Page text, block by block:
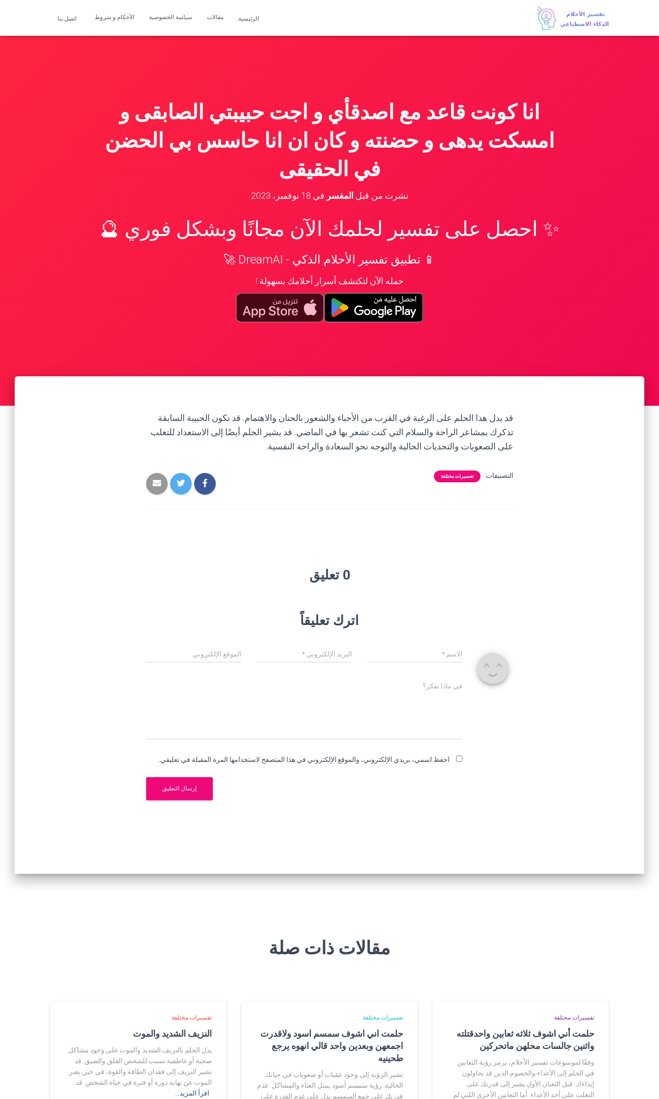
الرئيسية مقالات سياسة الخصوصية الأحكام و شروط اتصل بنا
انا كونت قاعد مع اصدقأي و اجت حبيبتي الصابقى و
امسكت يدهى و حضنته و كان ان انا حاسس بي الحضن
في الحقيقى
نشرت من قبل المفسر في 18 نوفمبر، 2023
✨ احصل على تفسير لحلمك الآن مجانًا وبشكل فوري 🔮
📱 تطبيق تفسير الأحلام الذكي - DreamAI 🚀
حمله الآن لتكتشف أسرار أحلامك بسهولة !
قد يدل هذا الحلم على الرغبة في القرب من الأحباء والشعور بالحنان والاهتمام. قد تكون الحبيبة السابقة
تذكرك بمشاعر الراحة والسلام التي كنت تشعر بها في الماضي. قد يشير الحلم أيضًا إلى الاستعداد للتغلب
على الصعوبات والتحديات الحالية والتوجه نحو السعادة والراحة النفسية.
التصنيفات: تفسيرات مختلفة
0 تعليق
اترك تعليقاً
الاسم * البريد الإلكتروني* الموقع الإلكتروني
في ماذا تفكر؟
احفظ اسمي، بريدي الإلكتروني، والموقع الإلكتروني في هذا المتصفح لاستخدامها المرة المقبلة في تعليقي.
مقالات ذات صلة
تفسيرات مختلفة
حلمت أني اشوف ثلاثه ثعابين واحدقتلته
واثنين جالسات محلهن ماتحركين
وفقًا لموسوعات تفسير الأحلام، يرمز رؤية الثعابين
في الحلم إلى الأعداء والخصوم الذين قد يحاولون
إيذاءك. قتل الثعبان الأول يشير إلى قدرتك على
التغلب على أحد الأعداء. أما الثعابين الأخرى اللتي لم
تفسيرات مختلفة
حلمت اني اشوف سمسم اسود ولاقدرت
اجمعهن وبعدين واحد قالي انهوه يرجع
طحينيه
تشير الرؤية إلى وجود عقبات أو صعوبات في حياتك
الحالية. رؤية سمسم أسود يمثل العناء والمشاكل. عدم
قدرتك على جمع السمسم يدل على عدم القدرة على
تفسيرات مختلفة
النزيف الشديد والموت
يدل الحلم بالنزيف الشديد والموت على وجود مشاكل
صحية أو عاطفية تسبب للشخص القلق والضيق. قد
يشير النزيف إلى فقدان الطاقة والقوة، في حين يعبر
الموت عن نهاية دورة أو فترة في حياة الشخص. قد
اقرأ المزيد…